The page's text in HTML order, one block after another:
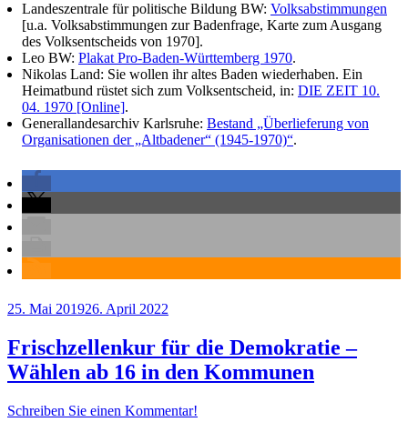
Landeszentrale für politische Bildung BW: Volksabstimmungen
[u.a. Volksabstimmungen zur Badenfrage, Karte zum Ausgang
des Volksentscheids von 1970].
Leo BW: Plakat Pro-Baden-Württemberg 1970.
Nikolas Land: Sie wollen ihr altes Baden wiederhaben. Ein
Heimatbund rüstet sich zum Volksentscheid, in: DIE ZEIT 10.
04. 1970 [Online].
Generallandesarchiv Karlsruhe: Bestand „Überlieferung von
Organisationen der „Altbadener“ (1945-1970)“.
Veröffentlicht
25. Mai 201926. April 2022
Frischzellenkur für die Demokratie –
Wählen ab 16 in den Kommunen
Schreiben Sie einen Kommentar!